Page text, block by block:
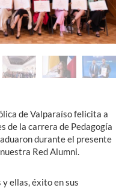
de Valparaíso felicita a
de la carrera de Pedagogía
durante el presente
Red Alumni.
y ellas, éxito en sus